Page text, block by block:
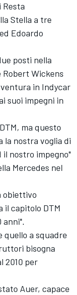
Resta
Stella a tre
Edoardo
posti nella
Robert Wickens
in Indycar
suoi impegni in
ma questo
la nostra voglia di
nostro impegno"
Mercedes nel
obiettivo
il capitolo DTM
anni".
quello a squadre
bisogna
2010 per
Auer, capace